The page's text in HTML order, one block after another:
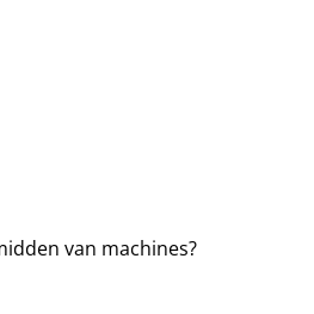
van machines?